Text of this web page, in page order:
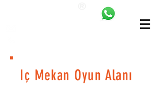
Iç Mekan Oyun Alanı